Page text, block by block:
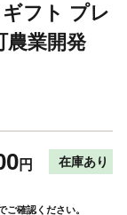
フト プレ
農業開発
円 在庫あり
ご確認ください。